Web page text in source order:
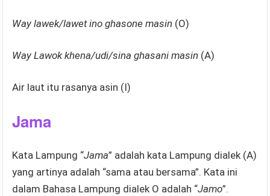
Way lawek/lawet ino ghasone masin (O)
Way Lawok khena/udi/sina ghasani masin (A)
Air laut itu rasanya asin (I)
Jama
Kata Lampung “Jama” adalah kata Lampung dialek (A)
yang artinya adalah “sama atau bersama”. Kata ini
dalam Bahasa Lampung dialek O adalah “Jamo”.